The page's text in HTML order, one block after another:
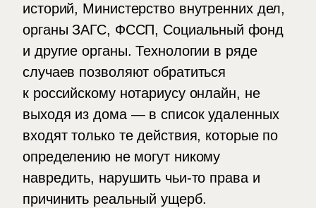
историй, Министерство внутренних дел,
органы ЗАГС, ФССП, Социальный фонд
и другие органы. Технологии в ряде
случаев позволяют обратиться
к российскому нотариусу онлайн, не
выходя из дома — в список удаленных
входят только те действия, которые по
определению не могут никому
навредить, нарушить чьи-то права и
причинить реальный ущерб.